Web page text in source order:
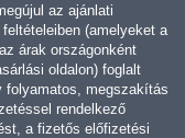
az ajánlati
(amelyeket a
árak országonként
oldalon) foglalt
folyamatos, megszakítás
rendelkező
a fizetős előfizetési